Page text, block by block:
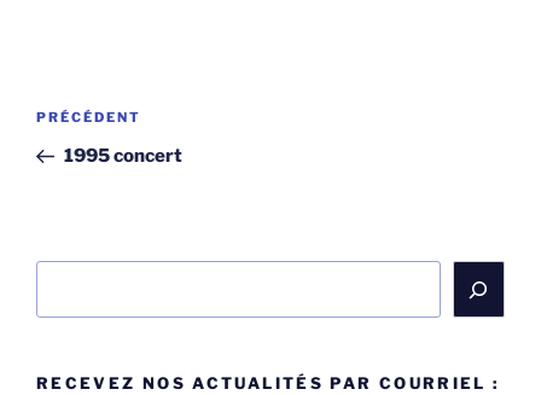
Navigation
l’article
Article
précédent
PRÉCÉDENT
1995 concert
RECEVEZ NOS ACTUALITÉS PAR COURRIEL :